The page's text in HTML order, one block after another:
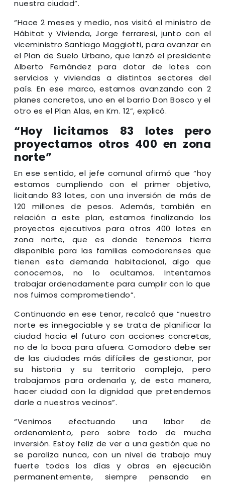
nuestra ciudad”.
“Hace 2 meses y medio, nos visitó el ministro de
Hábitat y Vivienda, Jorge ferraresi, junto con el
viceministro Santiago Maggiotti, para avanzar en
el Plan de Suelo Urbano, que lanzó el presidente
Alberto Fernández para dotar de lotes con
servicios y viviendas a distintos sectores del
país. En ese marco, estamos avanzando con 2
planes concretos, uno en el barrio Don Bosco y el
otro es el Plan Alas, en Km. 12”, explicó.
“Hoy licitamos 83 lotes pero
proyectamos otros 400 en zona
norte”
En ese sentido, el jefe comunal afirmó que “hoy
estamos cumpliendo con el primer objetivo,
licitando 83 lotes, con una inversión de más de
120 millones de pesos. Además, también en
relación a este plan, estamos finalizando los
proyectos ejecutivos para otros 400 lotes en
zona norte, que es donde tenemos tierra
disponible para las familias comodorenses que
tienen esta demanda habitacional, algo que
conocemos, no lo ocultamos. Intentamos
trabajar ordenadamente para cumplir con lo que
nos fuimos comprometiendo”.
Continuando en ese tenor, recalcó que “nuestro
norte es innegociable y se trata de planificar la
ciudad hacia el futuro con acciones concretas,
no de la boca para afuera. Comodoro debe ser
de las ciudades más difíciles de gestionar, por
su historia y su territorio complejo, pero
trabajamos para ordenarla y, de esta manera,
hacer ciudad con la dignidad que pretendemos
darle a nuestros vecinos”.
“Venimos efectuando una labor de
ordenamiento, pero sobre todo de mucha
inversión. Estoy feliz de ver a una gestión que no
se paraliza nunca, con un nivel de trabajo muy
fuerte todos los días y obras en ejecución
permanentemente, siempre pensando en